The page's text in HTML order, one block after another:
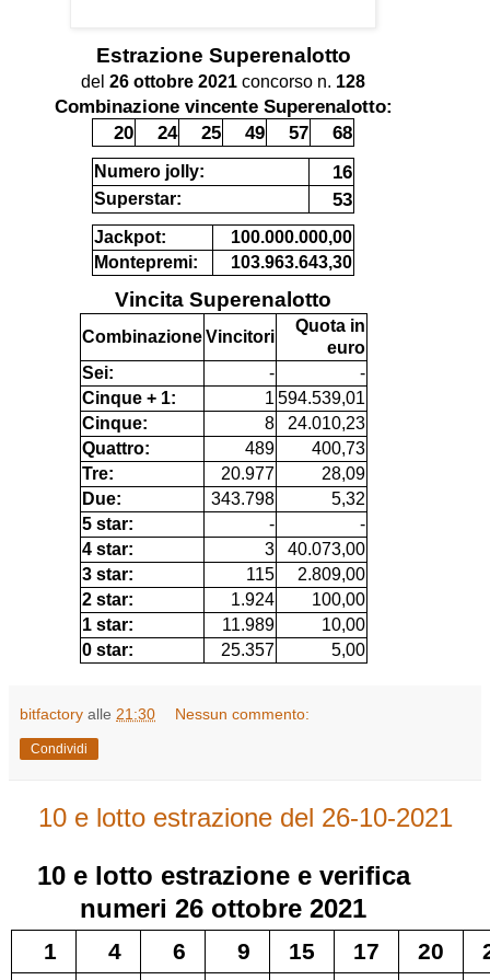
Estrazione Superenalotto
del 26 ottobre 2021 concorso n. 128
Combinazione vincente Superenalotto:
20
24 25 49 57 68
Numero jolly: 16
Superstar: 53
Jackpot:
100.000.000,00
Montepremi:
103.963.643,30
Vincita Superenalotto
Combinazione Vincitori
Quota in
euro
Sei:
-
-
Cinque + 1:
1 594.539,01
Cinque:
8
24.010,23
Quattro:
489
400,73
Tre:
20.977
28,09
Due:
343.798
5,32
5 star:
-
-
4 star:
3
40.073,00
3 star:
115
2.809,00
2 star:
1.924
100,00
1 star:
11.989
10,00
0 star:
25.357 5,00
bitfactory alle 21:30 Nessun commento:
Condividi
10 e lotto estrazione del 26-10-2021
10 e lotto estrazione e verifica
numeri 26 ottobre 2021
1 4 6 9 15 17 20